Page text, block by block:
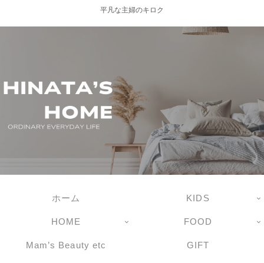
平凡な主婦のキロク
ホーム KIDS
HOME FOOD
Mam’s Beauty etc GIFT